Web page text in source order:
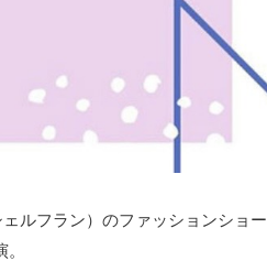
ルフラン）のファッションショー